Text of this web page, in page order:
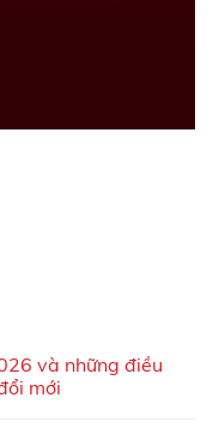
và những điều
mới